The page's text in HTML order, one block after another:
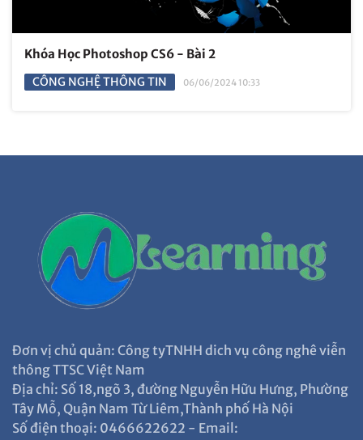
Khóa Học Photoshop CS6 - Bài 2
CÔNG NGHỆ THÔNG TIN 06/06/2024 10:33
Đơn vị chủ quản: Công tyTNHH dich vụ công nghê viễn
thông TTSC Việt Nam
Địa chỉ: Số 18,ngõ 3, đường Nguyễn Hữu Hưng, Phường
Tây Mỗ, Quận Nam Từ Liêm,Thành phố Hà Nội
Số điện thoại: 0466622622 - Email: